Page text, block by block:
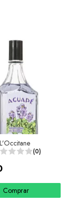
(0)
Comprar